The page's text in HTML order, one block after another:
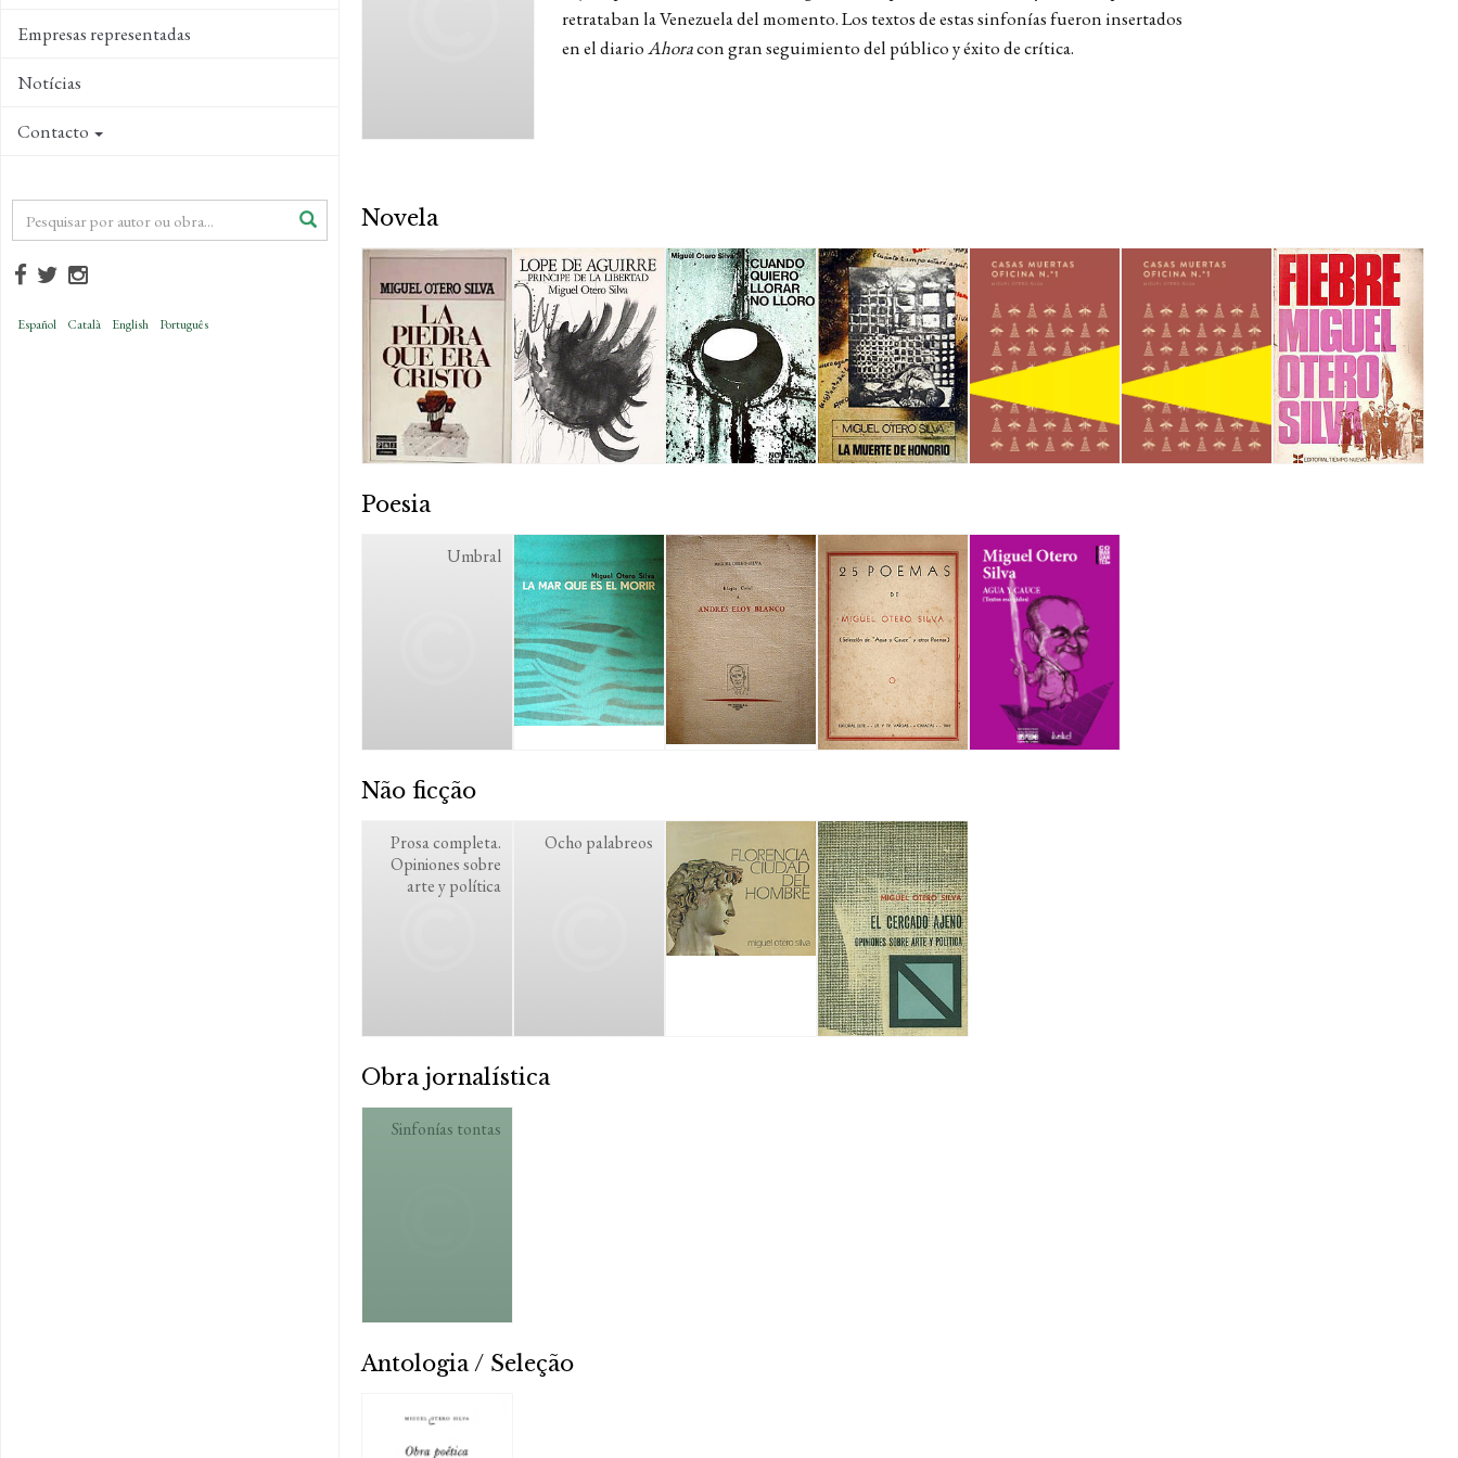
Empresas representadas
Notícias
Contacto
Español Català English Português
retrataban la Venezuela del momento. Los textos de estas sinfonías fueron insertados
en el diarioAhoracon gran seguimiento del público y éxito de crítica.
Novela
Poesia
Umbral
Não ficção
Prosa completa.
Opiniones sobre
arte y política
Ocho palabreos
Obra jornalística
Sinfonías tontas
Antologia / Seleção